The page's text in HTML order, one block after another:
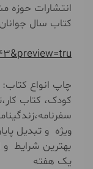
انتشارات حوزه
کتاب سال
چاپ انواع
کودک، کتاب
ویژه و تبدیل
بهترین شرایط و
یک هفته